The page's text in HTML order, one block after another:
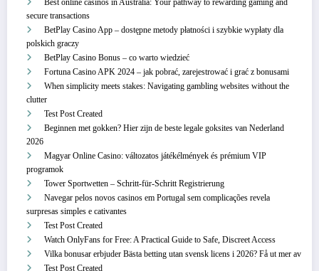
Best online casinos in Australia: Your pathway to rewarding gaming and
secure transactions
BetPlay Casino App – dostępne metody płatności i szybkie wypłaty dla
polskich graczy
BetPlay Casino Bonus – co warto wiedzieć
Fortuna Casino APK 2024 – jak pobrać, zarejestrować i grać z bonusami
When simplicity meets stakes: Navigating gambling websites without the
clutter
Test Post Created
Beginnen met gokken? Hier zijn de beste legale goksites van Nederland
2026
Magyar Online Casino: változatos játékélmények és prémium VIP
programok
Tower Sportwetten – Schritt‑für‑Schritt Registrierung
Navegar pelos novos casinos em Portugal sem complicações revela
surpresas simples e cativantes
Test Post Created
Watch OnlyFans for Free: A Practical Guide to Safe, Discreet Access
Vilka bonusar erbjuder Bästa betting utan svensk licens i 2026? Få ut mer av
Test Post Created